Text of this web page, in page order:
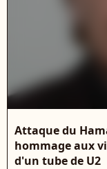
Attaque du
hommage aux
d'un tube de U2